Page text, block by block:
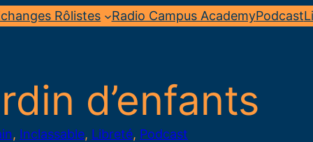
Rôlistes Radio Campus AcademyPodcast
d’enfants
, Inclassable, Libreté, Podcast